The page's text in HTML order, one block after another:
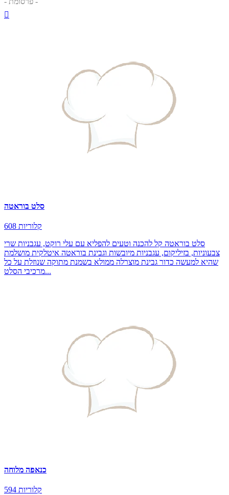

סלט בוראטה
608 קלוריות
סלט בוראטה קל להכנה וטעים להפליא עם עלי רוקט, עגבניות שרי
צבעוניות, בזיליקום, עגבניות מיובשות וגבינת בוראטה איטלקית מושלמת
שהיא למעשה כדור גבינת מוצרלה ממולא בשמנת מתוקה שנוזלת על כל
מרכיבי הסלט...
כנאפה מלוחה
594 קלוריות